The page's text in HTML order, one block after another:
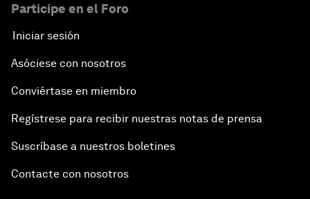
Participe en el Foro
Iniciar sesión
Asóciese con nosotros
Conviértase en miembro
Regístrese para recibir nuestras notas de prensa
Suscríbase a nuestros boletines
Contacte con nosotros